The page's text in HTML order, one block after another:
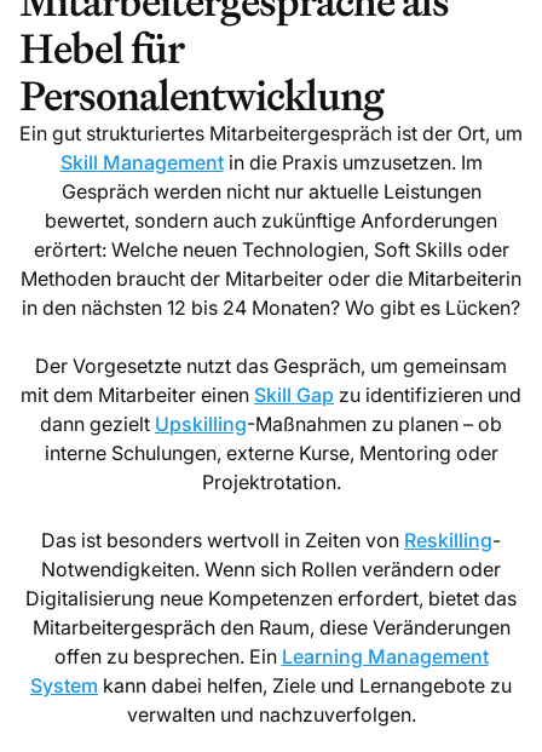
Hebel für
Personalentwicklung
Ein gut strukturiertes Mitarbeitergespräch ist der Ort, um
Skill Managementin die Praxis umzusetzen. Im
Gespräch werden nicht nur aktuelle Leistungen
bewertet, sondern auch zukünftige Anforderungen
erörtert: Welche neuen Technologien, Soft Skills oder
Methoden braucht der Mitarbeiter oder die Mitarbeiterin
in den nächsten 12 bis 24 Monaten? Wo gibt es Lücken?
Der Vorgesetzte nutzt das Gespräch, um gemeinsam
mit dem Mitarbeiter einen Skill Gap zu identifizieren und
dann gezielt Upskilling-Maßnahmen zu planen – ob
interne Schulungen, externe Kurse, Mentoring oder
Projektrotation.
Das ist besonders wertvoll in Zeiten von Reskilling-
Notwendigkeiten. Wenn sich Rollen verändern oder
Digitalisierung neue Kompetenzen erfordert, bietet das
Mitarbeitergespräch den Raum, diese Veränderungen
offen zu besprechen. Ein Learning Management
System kann dabei helfen, Ziele und Lernangebote zu
verwalten und nachzuverfolgen.